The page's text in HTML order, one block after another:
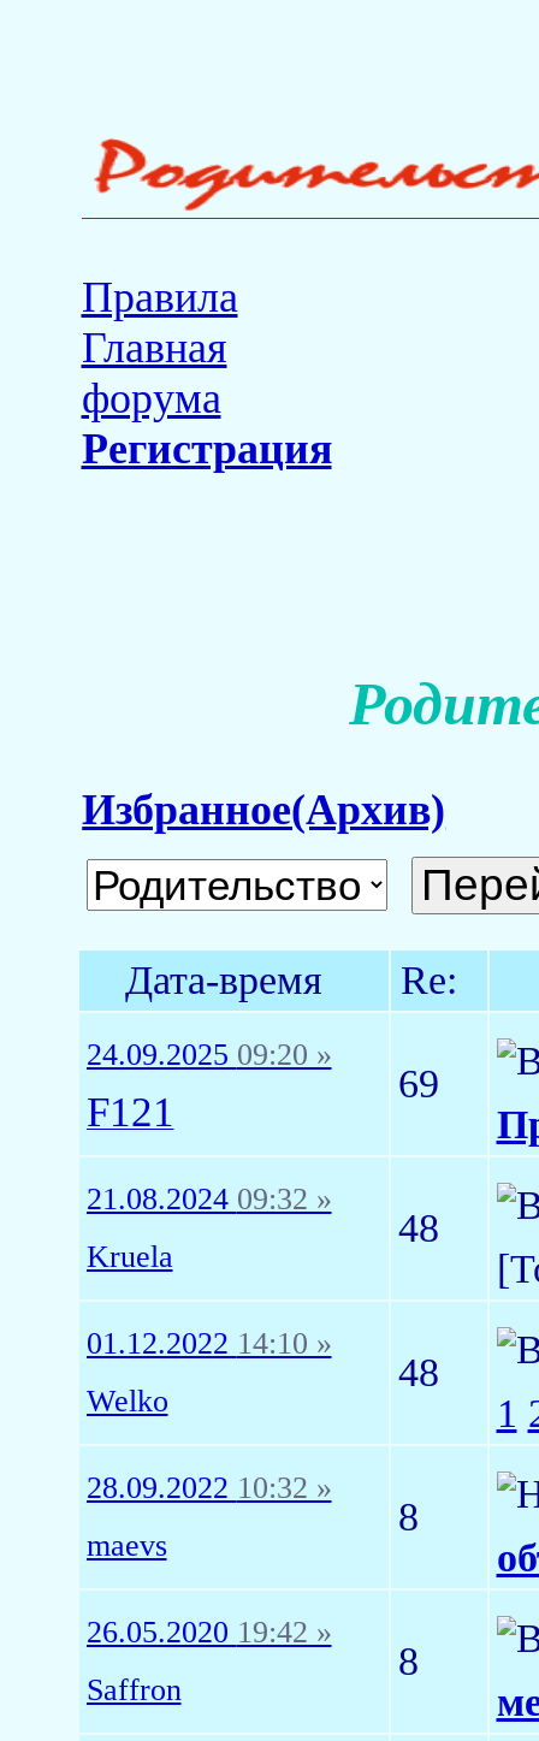
Правила
Главная
форума
Регистрация
Избранное(Архив)
Дата-время Re:
24.09.2025 09:20 »
F121
69
21.08.2024 09:32 »
Kruela
48
01.12.2022 14:10 »
Welko
48
1
28.09.2022 10:32 »
maevs
8
26.05.2020 19:42 »
Saffron
8